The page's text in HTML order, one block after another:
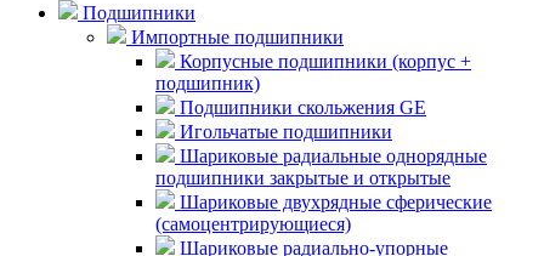
Подшипники
Импортные подшипники
Корпусные подшипники (корпус +
подшипник)
Подшипники скольжения GE
Игольчатые подшипники
Шариковые радиальные однорядные
подшипники закрытые и открытые
Шариковые двухрядные сферические
(самоцентрирующиеся)
Шариковые радиально-упорные